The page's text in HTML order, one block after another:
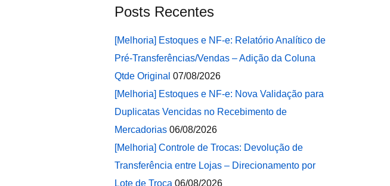
Posts Recentes
[Melhoria] Estoques e NF-e: Relatório Analítico de
Pré-Transferências/Vendas – Adição da Coluna
Qtde Original 07/08/2026
[Melhoria] Estoques e NF-e: Nova Validação para
Duplicatas Vencidas no Recebimento de
Mercadorias 06/08/2026
[Melhoria] Controle de Trocas: Devolução de
Transferência entre Lojas – Direcionamento por
Lote de Troca 06/08/2026